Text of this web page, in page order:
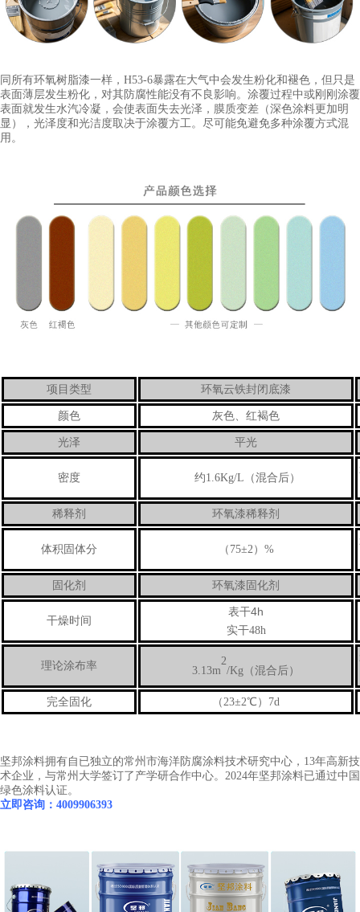
同所有环氧树脂漆一样，H53-6暴露在大气中会发生粉化和褪色，但只是
表面薄层发生粉化，对其防腐性能没有不良影响。涂覆过程中或刚刚涂覆
表面就发生水汽冷凝，会使表面失去光泽，膜质变差（深色涂料更加明
显），光泽度和光洁度取决于涂覆方工。尽可能免避免多种涂覆方式混
用。
项目类型 环氧云铁封闭底漆
颜色 灰色、红褐色
光泽 平光
密度 约1.6Kg/L（混合后）
稀释剂 环氧漆稀释剂
体积固体分 （75±2）%
固化剂 环氧漆固化剂
干燥时间
表干4h
实干48h
理论涂布率 3.13m
2
/Kg（混合后）
完全固化 （23±2℃）7d
坚邦涂料拥有自已独立的常州市海洋防腐涂料技术研究中心，13年高新技
术企业，与常州大学签订了产学研合作中心。2024年坚邦涂料已通过中国
绿色涂料认证。
立即咨询：4009906393